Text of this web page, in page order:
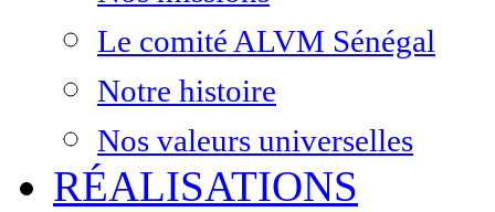
Le comité ALVM Sénégal
Notre histoire
Nos valeurs universelles
RÉALISATIONS